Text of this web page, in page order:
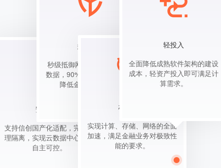
安全合规
支持信创国产化适配，完全物
理隔离，实现云数据中心全栈
自主可控。
多重防护
秒级抵御网络攻击，P级黑产
数据，90%恶意用户识别率，
降低金融欺诈风险。
极致性能
实现计算、存储、网络的全面
加速，满足金融业务对极致性
能的要求。
轻投入
全面降低成熟软件架构的建设
成本，轻资产投入即可满足计
算需求。